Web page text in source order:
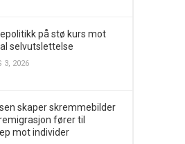
på stø kurs mot
selvutslettelse
3, 2026
skaper skremmebilder
fører til
mot individer